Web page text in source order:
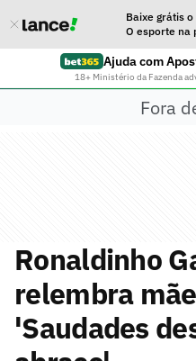
Baixe grátis
O esporte na
Ajuda com
18+ Ministério da Fazenda
Fora
Ronaldinho
relembra
'Saudades